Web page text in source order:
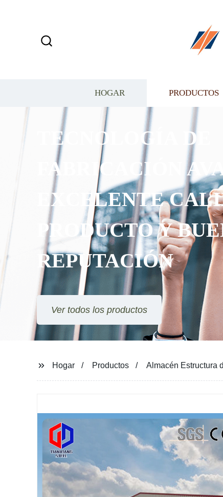
HOGAR PRODUCTOS
TECNOLOGÍA DE
FABRICACIÓN
EXCELENTE
PRODUCTO Y
REPUTACIÓN
Ver todos los productos
Hogar Productos Almacén Estructura